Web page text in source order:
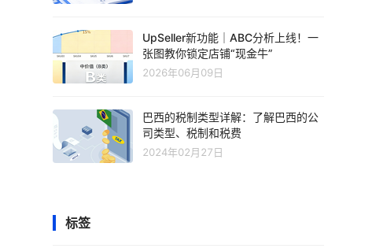
UpSeller新功能｜ABC分析上线！一
张图教你锁定店铺“现金牛”
2026年06月09日
巴西的税制类型详解：了解巴西的公
司类型、税制和税费
2024年02月27日
标签